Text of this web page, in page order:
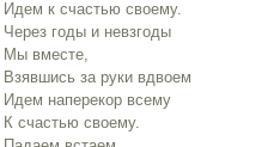
Идем к счастью своему.
Через годы и невзгоды
Мы вместе,
Взявшись за руки вдвоем
Идем наперекор всему
К счастью своему.